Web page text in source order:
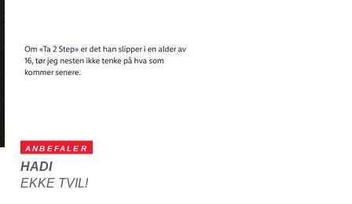
ANBEFALER
HADI
EKKE TVIL!